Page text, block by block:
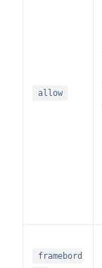
allow
framebord